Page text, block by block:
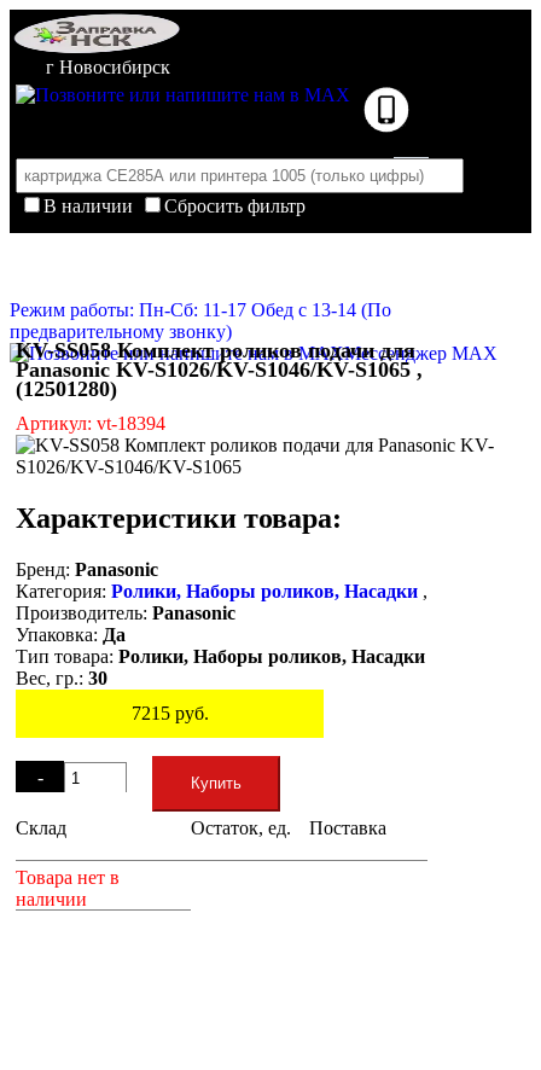
г Новосибирск
В наличии
Сбросить фильтр
Корзина пуста
Режим работы: Пн-Сб: 11-17 Обед с 13-14 (По
предварительному звонку)
Мессенджер MAX
KV-SS058 Комплект роликов подачи для
Panasonic KV-S1026/KV-S1046/KV-S1065 ,
(12501280)
Артикул: vt-18394
Характеристики товара:
Бренд: Panasonic
Категория: Ролики, Наборы роликов, Насадки ,
Производитель: Panasonic
Упаковка: Да
Тип товара: Ролики, Наборы роликов, Насадки
Вес, гр.: 30
7215руб.
-
+
Купить
Склад Остаток, ед. Поставка
Товара нет в
наличии